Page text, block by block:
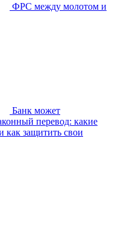
ФРС между молотом и
Банк может
перевод: какие
защитить свои